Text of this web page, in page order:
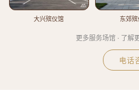
大兴殡仪馆 东郊殡
更多服务场馆 · 了解
电话